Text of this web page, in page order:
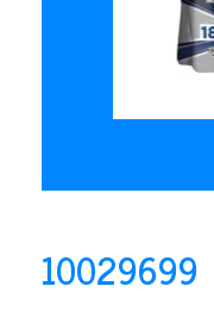
10029699